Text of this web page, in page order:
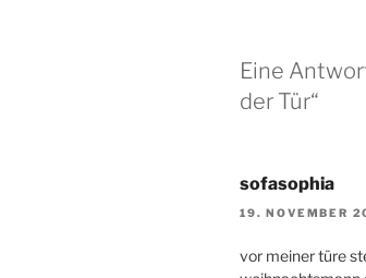
Eine
der Tür“
sofasophia
19. NOVEMBER
vor meiner türe